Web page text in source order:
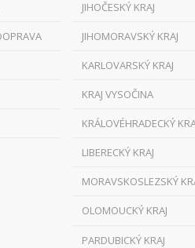
JIHOČESKÝ KRAJ
JIHOMORAVSKÝ KRAJ
KARLOVARSKÝ KRAJ
KRAJ VYSOČINA
KRÁLOVÉHRADECKÝ
LIBERECKÝ KRAJ
MORAVSKOSLEZSKÝ
OLOMOUCKÝ KRAJ
PARDUBICKÝ KRAJ